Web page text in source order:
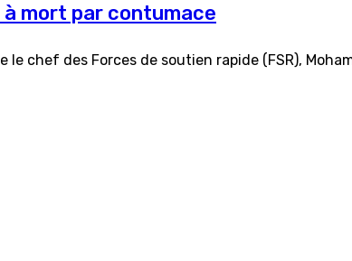
à mort par contumace
chef des Forces de soutien rapide (FSR),